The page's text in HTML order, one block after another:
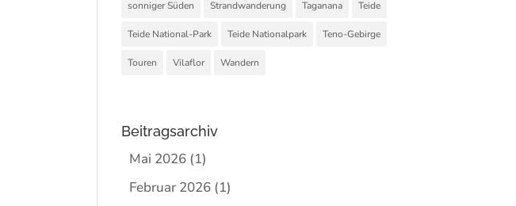
sonniger Süden Strandwanderung Taganana Teide
Teide National-Park Teide Nationalpark Teno-Gebirge
Touren Vilaflor Wandern
Beitragsarchiv
Mai 2026(1)
Februar 2026(1)